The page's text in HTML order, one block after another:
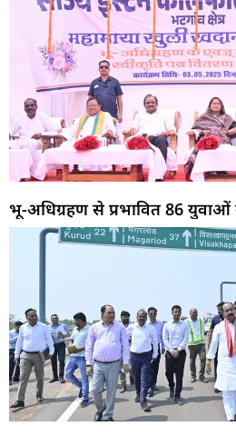
भू-अधिग्रहण से प्रभावित 86 युवाओं